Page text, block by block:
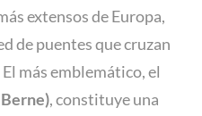
extensos de Europa,
de puentes que cruzan
más emblemático, el
, constituye una